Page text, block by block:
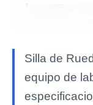
Silla de
equipo de